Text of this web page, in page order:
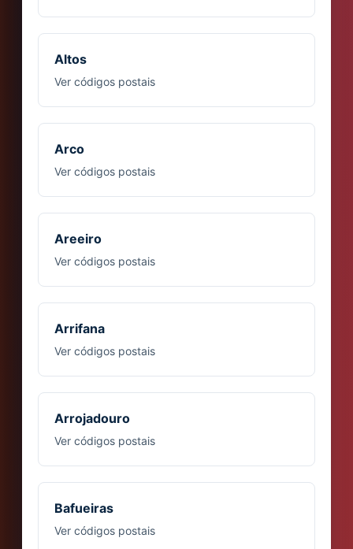
Altos
Ver códigos postais
Arco
Ver códigos postais
Areeiro
Ver códigos postais
Arrifana
Ver códigos postais
Arrojadouro
Ver códigos postais
Bafueiras
Ver códigos postais